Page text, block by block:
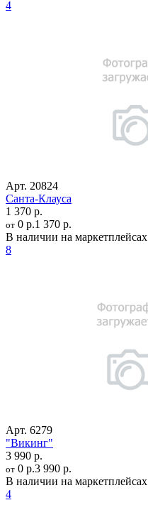
4
Арт. 20824
Санта-Клауса
1 370 р.
от 0 р.1 370 р.
В наличии на маркетплейсах
8
Арт. 6279
"Викинг"
3 990 р.
от 0 р.3 990 р.
В наличии на маркетплейсах
4